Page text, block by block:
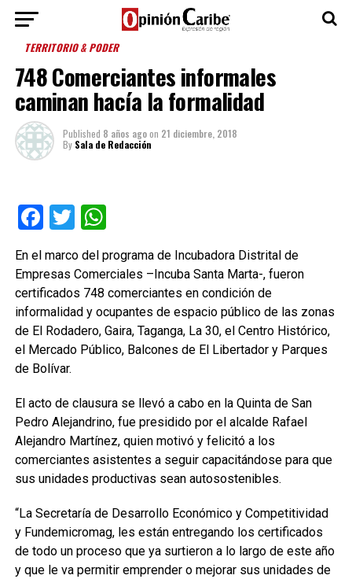
TERRITORIO & PODER
748 Comerciantes informales
caminan hacía la formalidad
Published 8 años agoon 21 diciembre, 2018
By Sala de Redacción
Facebook
TwitterWhatsApp
En el marco del programa de Incubadora Distrital de
Empresas Comerciales –Incuba Santa Marta-, fueron
certificados 748 comerciantes en condición de
informalidad y ocupantes de espacio público de las zonas
de El Rodadero, Gaira, Taganga, La 30, el Centro Histórico,
el Mercado Público, Balcones de El Libertador y Parques
de Bolívar.
El acto de clausura se llevó a cabo en la Quinta de San
Pedro Alejandrino, fue presidido por el alcalde Rafael
Alejandro Martínez, quien motivó y felicitó a los
comerciantes asistentes a seguir capacitándose para que
sus unidades productivas sean autosostenibles.
“La Secretaría de Desarrollo Económico y Competitividad
y Fundemicromag, les están entregando los certificados
de todo un proceso que ya surtieron a lo largo de este año
y que le va permitir emprender o mejorar sus unidades de